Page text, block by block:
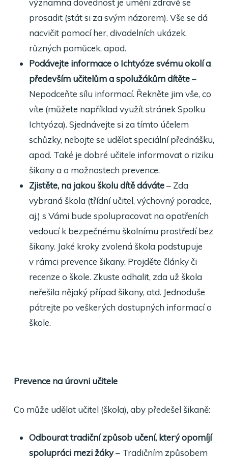
prosadit (stát si za svým názorem). Vše se dá
nacvičit pomocí her, divadelních ukázek,
různých pomůcek, apod.
Podávejte informace o Ichtyóze svému okolí a
především učitelům a spolužákům dítěte–
Nepodceňte sílu informací. Řekněte jim vše, co
víte (můžete například využít stránek Spolku
Ichtyóza). Sjednávejte si za tímto účelem
schůzky, nebojte se udělat speciální přednášku,
apod. Také je dobré učitele informovat o riziku
šikany a o možnostech prevence.
Zjistěte, na jakou školu dítě dáváte– Zda
vybraná škola (třídní učitel, výchovný poradce,
aj.) s Vámi bude spolupracovat na opatřeních
vedoucí k bezpečnému školnímu prostředí bez
šikany. Jaké kroky zvolená škola podstupuje
v rámci prevence šikany. Projděte články či
recenze o škole. Zkuste odhalit, zda už škola
neřešila nějaký případ šikany, atd. Jednoduše
pátrejte po veškerých dostupných informací o
škole.
Prevence na úrovni učitele
Co může udělat učitel (škola), aby předešel šikaně:
Odbourat tradiční způsob učení, který opomíjí
spolupráci mezi žáky– Tradičním způsobem